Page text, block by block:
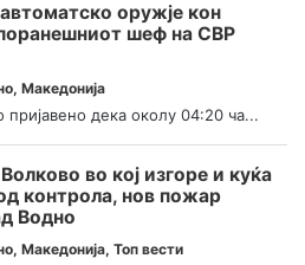
оружје кон
шеф на СВР
, Македонија
дека околу 04:20 ча...
во кој изгоре и куќа
контрола, нов пожар
Водно
, Македонија, Топ вести